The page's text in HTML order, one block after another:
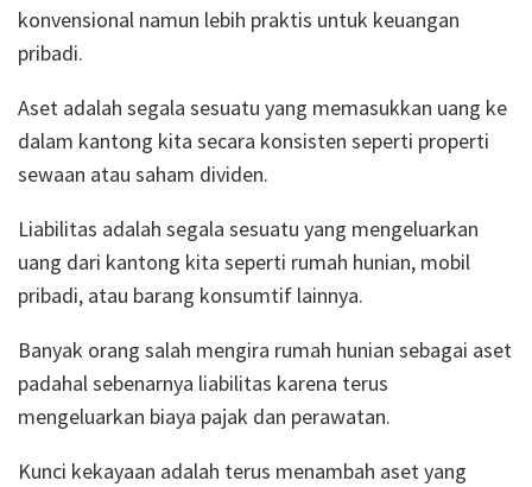
konvensional namun lebih praktis untuk keuangan
pribadi.
Aset adalah segala sesuatu yang memasukkan uang ke
dalam kantong kita secara konsisten seperti properti
sewaan atau saham dividen.
Liabilitas adalah segala sesuatu yang mengeluarkan
uang dari kantong kita seperti rumah hunian, mobil
pribadi, atau barang konsumtif lainnya.
Banyak orang salah mengira rumah hunian sebagai aset
padahal sebenarnya liabilitas karena terus
mengeluarkan biaya pajak dan perawatan.
Kunci kekayaan adalah terus menambah aset yang